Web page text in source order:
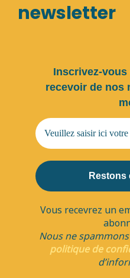
newsletter
Inscrivez-
recevoir de nos
Vous recevrez un
Nous ne
politique de